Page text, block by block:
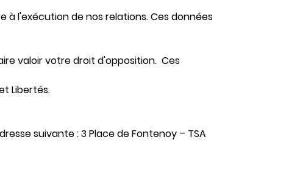
l'exécution de nos relations. Ces données
valoir votre droit d'opposition. Ces
Libertés.
suivante : 3 Place de Fontenoy – TSA